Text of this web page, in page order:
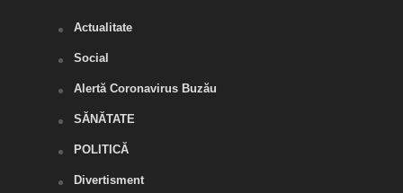
Actualitate
Social
Alertă Coronavirus Buzău
SĂNĂTATE
POLITICĂ
Divertisment